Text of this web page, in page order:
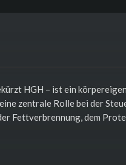
HGH – ist ein
zentrale Rolle bei der
Fettverbrennung, dem